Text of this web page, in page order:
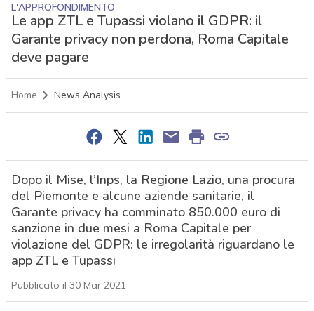
L'APPROFONDIMENTO
Le app ZTL e Tupassi violano il GDPR: il
Garante privacy non perdona, Roma Capitale
deve pagare
Home News Analysis
Dopo il Mise, l’Inps, la Regione Lazio, una procura
del Piemonte e alcune aziende sanitarie, il
Garante privacy ha comminato 850.000 euro di
sanzione in due mesi a Roma Capitale per
violazione del GDPR: le irregolarità riguardano le
app ZTL e Tupassi
Pubblicato il 30 Mar 2021